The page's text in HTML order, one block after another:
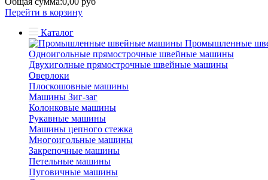
Перейти в корзину
Каталог
Промышленные
Одноигольные прямострочные швейные машины
Двухиголные прямострочные швейные машины
Оверлоки
Плоскошовные машины
Машины Зиг-заг
Колонковые машины
Рукавные машины
Машины цепного стежка
Многоигольные машины
Закрепочные машины
Петельные машины
Пуговичные машины